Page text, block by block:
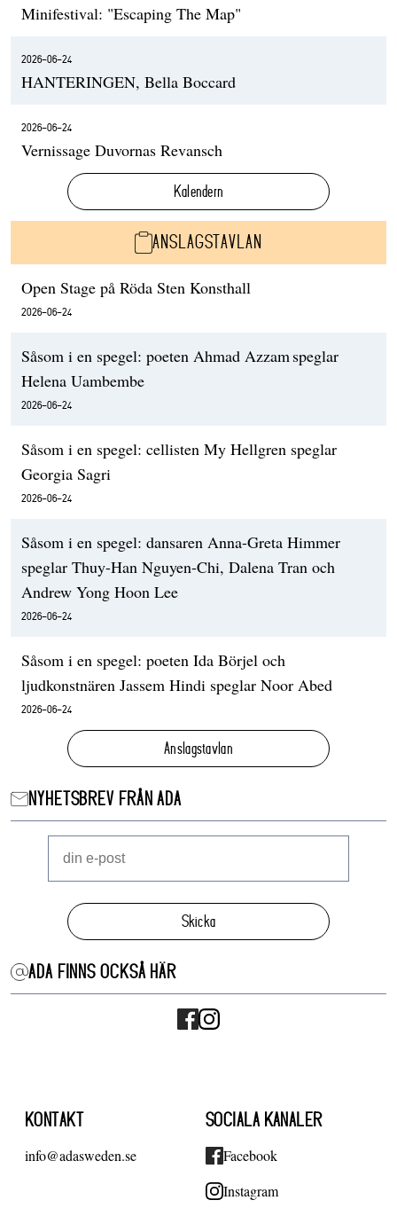
Minifestival: "Escaping The Map"
2026-06-24
HANTERINGEN, Bella Boccard
2026-06-24
Vernissage Duvornas Revansch
Kalendern
ANSLAGSTAVLAN
Open Stage på Röda Sten Konsthall
2026-06-24
Såsom i en spegel: poeten Ahmad Azzam speglar
Helena Uambembe
2026-06-24
Såsom i en spegel: cellisten My Hellgren speglar
Georgia Sagri
2026-06-24
Såsom i en spegel: dansaren Anna-Greta Himmer
speglar Thuy-Han Nguyen-Chi, Dalena Tran och
Andrew Yong Hoon Lee
2026-06-24
Såsom i en spegel: poeten Ida Börjel och
ljudkonstnären Jassem Hindi speglar Noor Abed
2026-06-24
Anslagstavlan
NYHETSBREV FRÅN ADA
Skicka
ADA FINNS OCKSÅ HÄR
KONTAKT
info@adasweden.se
SOCIALA KANALER
Facebook
Instagram